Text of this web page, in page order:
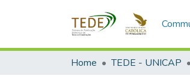
Home TEDE - UNICAP